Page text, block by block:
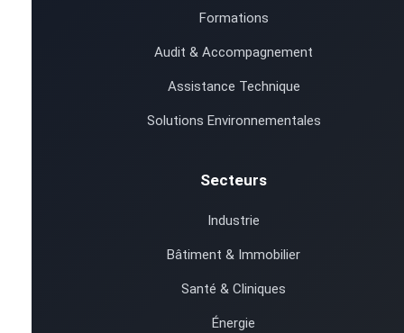
Formations
Audit & Accompagnement
Assistance Technique
Solutions Environnementales
Secteurs
Industrie
Bâtiment & Immobilier
Santé & Cliniques
Énergie